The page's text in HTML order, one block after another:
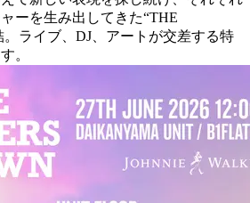
ーを生み出してきた“THE
ライブ、DJ、アートが交差する特
。